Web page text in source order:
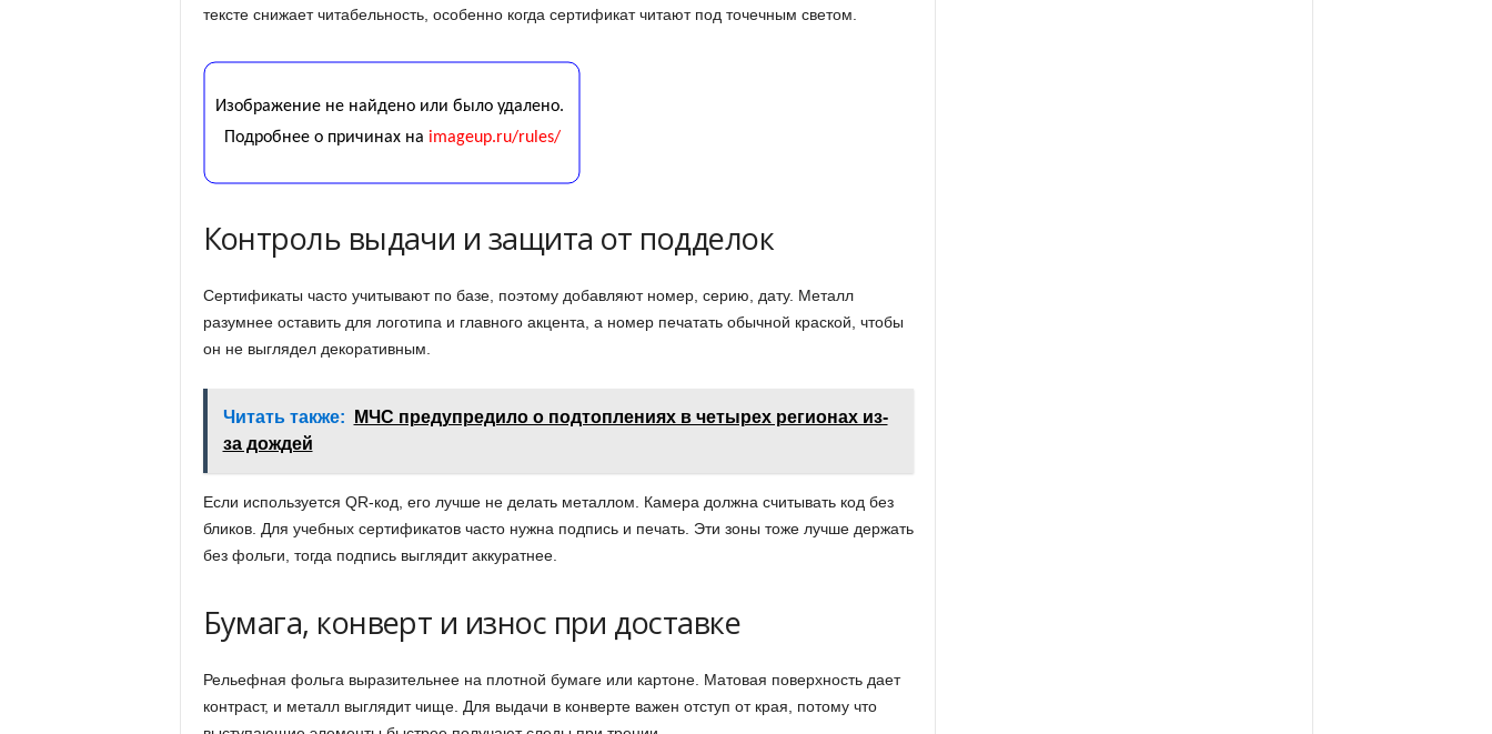
тексте снижает читабельность, особенно когда сертификат читают под точечным светом.
Контроль выдачи и защита от подделок
Сертификаты часто учитывают по базе, поэтому добавляют номер, серию, дату. Металл
разумнее оставить для логотипа и главного акцента, а номер печатать обычной краской, чтобы
он не выглядел декоративным.
Читать также:
МЧС предупредило о подтоплениях в четырех регионах из-
за дождей
Если используется QR-код, его лучше не делать металлом. Камера должна считывать код без
бликов. Для учебных сертификатов часто нужна подпись и печать. Эти зоны тоже лучше держать
без фольги, тогда подпись выглядит аккуратнее.
Бумага, конверт и износ при доставке
Рельефная фольга выразительнее на плотной бумаге или картоне. Матовая поверхность дает
контраст, и металл выглядит чище. Для выдачи в конверте важен отступ от края, потому что